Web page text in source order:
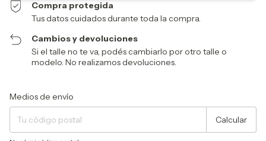
Compra protegida
Tus datos cuidados durante toda la compra.
Cambios y devoluciones
Si el talle no te va, podés cambiarlo por otro talle o
modelo. No realizamos devoluciones.
Entregas para el CP:
Medios de envío
Calcular